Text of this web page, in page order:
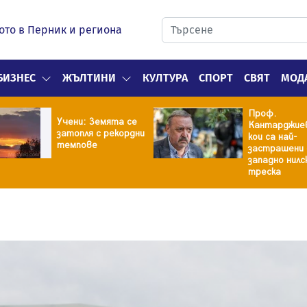
в Перник и региона
ЖЪЛТИНИ КУЛТУРА СПОРТ СВЯТ
Учени: Земята се
затопля с рекордни
темпове
Проф.
кои са най-
западно
треска